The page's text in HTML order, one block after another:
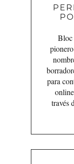
Bloc
para
través